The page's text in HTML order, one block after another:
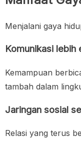
Menjalani gaya
Komunikasi lebih
Kemampuan
tambah dalam
Jaringan sosial
Relasi yang terus